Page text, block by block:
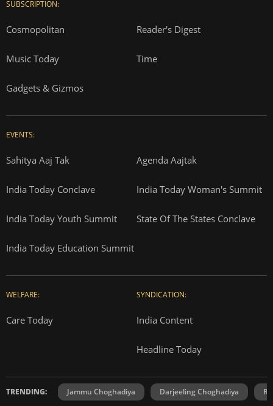
SUBSCRIPTION:
Cosmopolitan Reader's Digest
Music Today Time
Gadgets & Gizmos
EVENTS:
Sahitya Aaj Tak Agenda Aajtak
India Today Conclave India Today Woman's Summit
India Today Youth Summit State Of The States Conclave
India Today Education Summit
WELFARE:
Care Today
SYNDICATION:
India Content
Headline Today
TRENDING: Jammu Choghadiya Darjeeling Choghadiya